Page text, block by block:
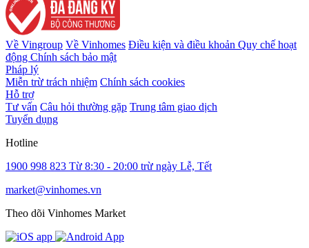
Về Vingroup Về Vinhomes Điều kiện và điều khoản Quy chế hoạt
động Chính sách bảo mật
Pháp lý
Miễn trừ trách nhiệm Chính sách cookies
Hỗ trợ
Tư vấn Câu hỏi thường gặp Trung tâm giao dịch
Tuyển dụng
Hotline
1900 998 823 Từ 8:30 - 20:00 trừ ngày Lễ, Tết
market@vinhomes.vn
Theo dõi Vinhomes Market